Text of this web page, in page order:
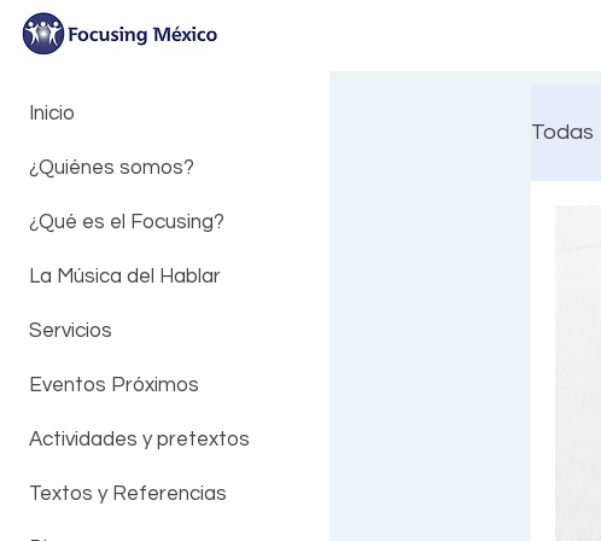
Inicio
¿Quiénes somos?
¿Qué es el Focusing?
La Música del Hablar
Servicios
Eventos Próximos
Actividades y pretextos
Textos y Referencias
Todas